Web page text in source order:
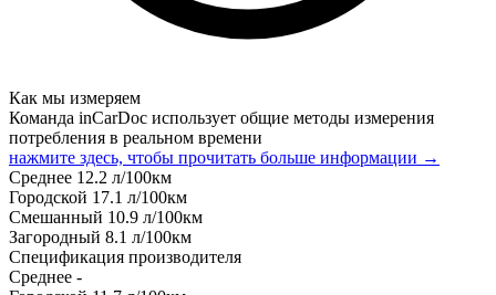
Как мы измеряем
Команда inCarDoc использует общие методы измерения
потребления в реальном времени
нажмите здесь, чтобы прочитать больше информации →
Среднее 12.2 л/100км
Городской 17.1 л/100км
Смешанный 10.9 л/100км
Загородный 8.1 л/100км
Спецификация производителя
Среднее -